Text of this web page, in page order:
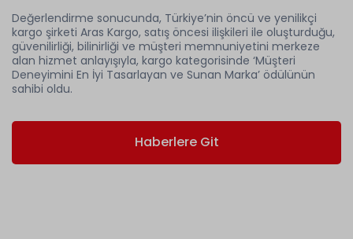
Değerlendirme sonucunda, Türkiye’nin öncü ve yenilikçi
kargo şirketi Aras Kargo, satış öncesi ilişkileri ile oluşturduğu,
güvenilirliği, bilinirliği ve müşteri memnuniyetini merkeze
alan hizmet anlayışıyla, kargo kategorisinde ‘Müşteri
Deneyimini En İyi Tasarlayan ve Sunan Marka’ ödülünün
sahibi oldu.
Haberlere Git